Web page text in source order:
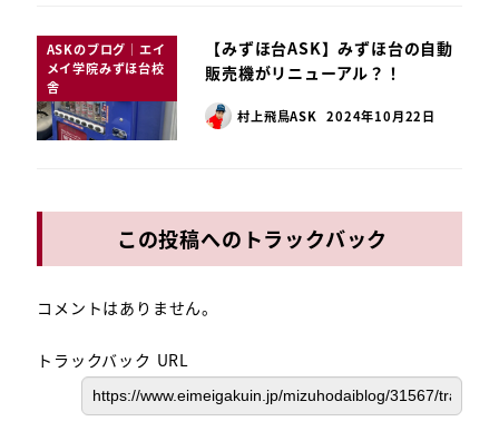
ASKのブログ｜エイ
メイ学院みずほ台校
舎
【みずほ台ASK】みずほ台の自動
販売機がリニューアル？！
村上飛鳥ASK 2024年10月22日
この投稿へのトラックバック
コメントはありません。
トラックバック URL